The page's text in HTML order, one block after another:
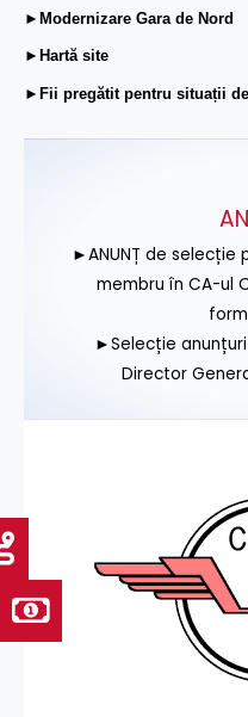
►Modernizare Gara de Nord
►Hartă site
►Fii pregătit pentru situații
►ANUNȚ de selecție
membru în CA-ul
►Selecție
Director